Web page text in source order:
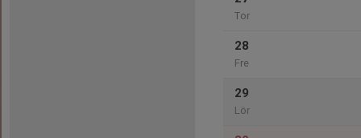
Tor
28
Fre
29
Lör